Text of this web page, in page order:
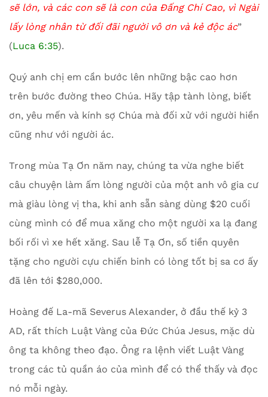
sẽ lớn, và các con sẽ là con của Đấng Chí Cao, vì Ngài
lấy lòng nhân từ đối đãi người vô ơn và kẻ độc ác”
(Luca 6:35).
Quý anh chị em cần bước lên những bậc cao hơn
trên bước đường theo Chúa. Hãy tập tành lòng, biết
ơn, yêu mến và kính sợ Chúa mà đối xử với người hiền
cũng như với người ác.
Trong mùa Tạ Ơn năm nay, chúng ta vừa nghe biết
câu chuyện làm ấm lòng người của một anh vô gia cư
mà giàu lòng vị tha, khi anh sẵn sàng dùng $20 cuối
cùng mình có để mua xăng cho một người xa lạ đang
bối rối vì xe hết xăng. Sau lễ Tạ Ơn, số tiền quyên
tặng cho người cựu chiến binh có lòng tốt bị sa cơ ấy
đã lên tới $280,000.
Hoàng đế La-mã Severus Alexander, ở đầu thế kỷ 3
AD, rất thích Luật Vàng của Đức Chúa Jesus, mặc dù
ông ta không theo đạo. Ông ra lệnh viết Luật Vàng
trong các tủ quần áo của mình để có thể thấy và đọc
nó mỗi ngày.